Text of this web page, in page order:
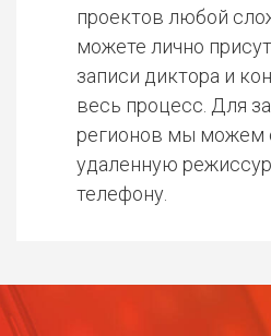
проектов любой
можете лично
записи диктора и
весь процесс. Для
регионов мы можем
удаленную
телефону.